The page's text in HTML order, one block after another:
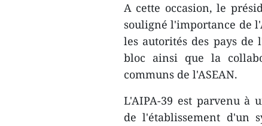
A cette occasion, le
souligné l'importance de
les autorités des pays de
bloc ainsi que la
communs de l'ASEAN.
L'AIPA-39 est parvenu à
de l'établissement d'un